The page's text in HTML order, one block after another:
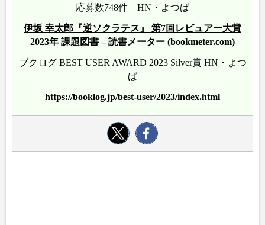
応募数748件 HN・よつば
伊坂 幸太郎『逆ソクラテス』 第7回レビュアー大賞
2023年 課題図書 – 読書メーター (bookmeter.com)
ブクログ BEST USER AWARD 2023 Silver賞 HN・よつ
ば
https://booklog.jp/best-user/2023/index.html